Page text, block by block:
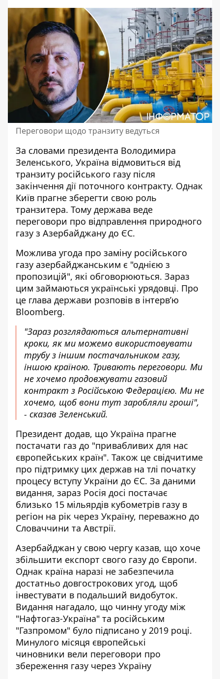
Переговори щодо транзиту ведуться
За словами президента Володимира
Зеленського, Україна відмовиться від
транзиту російського газу після
закінчення дії поточного контракту. Однак
Київ прагне зберегти свою роль
транзитера. Тому держава веде
переговори про відправлення природного
газу з Азербайджану до ЄС.
Можлива угода про заміну російського
газу азербайджанським є "однією з
пропозицій", які обговорюються. Зараз
цим займаються українські урядовці. Про
це глава держави розповів в інтервʼю
Bloomberg.
"Зараз розглядаються альтернативні
кроки, як ми можемо використовувати
трубу з іншим постачальником газу,
іншою країною. Тривають переговори. Ми
не хочемо продовжувати газовий
контракт з Російською Федерацією. Ми не
хочемо, щоб вони тут заробляли гроші",
- сказав Зеленський.
Президент додав, що Україна прагне
постачати газ до "привабливих для нас
європейських країн". Також це свідчитиме
про підтримку цих держав на тлі початку
процесу вступу України до ЄС. За даними
видання, зараз Росія досі постачає
близько 15 мільярдів кубометрів газу в
регіон на рік через Україну, переважно до
Словаччини та Австрії.
Азербайджан у свою чергу казав, що хоче
збільшити експорт свого газу до Європи.
Однак країна наразі не забезпечила
достатньо довгострокових угод, щоб
інвестувати в подальший видобуток.
Видання нагадало, що чинну угоду між
"Нафтогаз-Україна" та російським
"Газпромом" було підписано у 2019 році.
Минулого місяця європейські
чиновники вели переговори про
збереження газу через Україну